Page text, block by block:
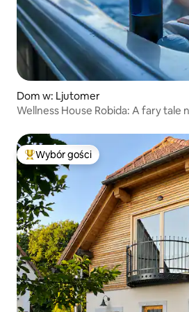
Dom w: Ljutomer
Wellness House Robida: A fary tale
Najpopularniejsze z kategorii
Wybór gości